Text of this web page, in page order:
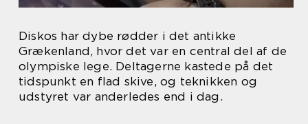
Diskos har dybe rødder i det antikke
Grækenland, hvor det var en central del af de
olympiske lege. Deltagerne kastede på det
tidspunkt en flad skive, og teknikken og
udstyret var anderledes end i dag.